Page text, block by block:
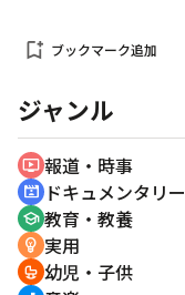
bookmark_add ブックマーク追加
ジャンル
ondemand_video 報道・時事
cinematic_blur ドキュメンタリー
school 教育・教養
emoji_objects 実用
crib 幼児・子供